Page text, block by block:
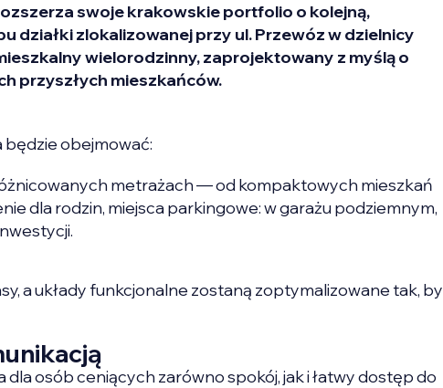
swoje krakowskie portfolio o kolejną,
działki zlokalizowanej przy ul. Przewóz w dzielnicy
wielorodzinny, zaprojektowany z myślą o
przyszłych mieszkańców.
będzie obejmować:
metrażach — od kompaktowych mieszkań
dla rodzin, miejsca parkingowe: w garażu podziemnym,
a układy funkcjonalne zostaną zoptymalizowane tak, by
osób ceniących zarówno spokój, jak i łatwy dostęp do